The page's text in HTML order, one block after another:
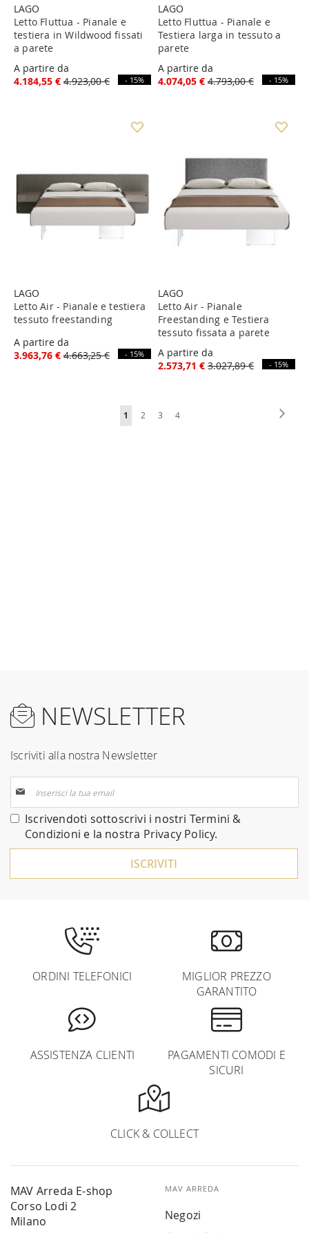
LAGO
Letto Fluttua - Pianale e
testiera in Wildwood fissati
a parete
A partire da
4.184,55 € 4.923,00 € - 15%
LAGO
Letto Fluttua - Pianale e
Testiera larga in tessuto a
parete
A partire da
4.074,05 € 4.793,00 € - 15%
LAGO
Letto Air - Pianale e testiera
tessuto freestanding
A partire da
3.963,76 € 4.663,25 € - 15%
LAGO
Letto Air - Pianale
Freestanding e Testiera
tessuto fissata a parete
A partire da
2.573,71 € 3.027,89 € - 15%
Pagina
Attualmente
1 Pagina
2 Pagina
3 Pagina
4
NEWSLETTER
Iscriviti alla nostra Newsletter
alla
nostra
Newsletter:
Iscrivendoti sottoscrivi i nostri Termini &
Condizioni e la nostra Privacy Policy.
ISCRIVITI
ORDINI TELEFONICI
MIGLIOR PREZZO
GARANTITO
ASSISTENZA CLIENTI
PAGAMENTI COMODI E
SICURI
CLICK & COLLECT
MAV Arreda E-shop
Corso Lodi 2
Milano
MAV ARREDA
Negozi